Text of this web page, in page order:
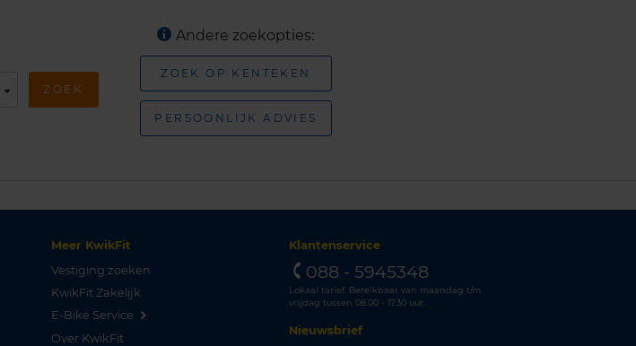
ZOEK
Andere zoekopties:
ZOEK OP KENTEKEN
PERSOONLIJK ADVIES
Meer KwikFit
Vestiging zoeken
KwikFit Zakelijk
E-Bike Service
Over KwikFit
Klantenservice
088 - 5945348
Lokaal tarief. Bereikbaar van maandag t/m
vrijdag tussen 08.00 - 17.30 uur.
Nieuwsbrief